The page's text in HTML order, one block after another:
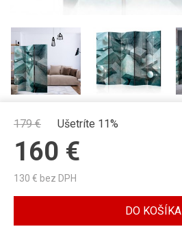
179€ Ušetríte 11%
160 €
130 € bez DPH
DO KOŠÍKA